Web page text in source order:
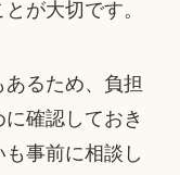
が大切です。
るため、負担
確認しておき
事前に相談し